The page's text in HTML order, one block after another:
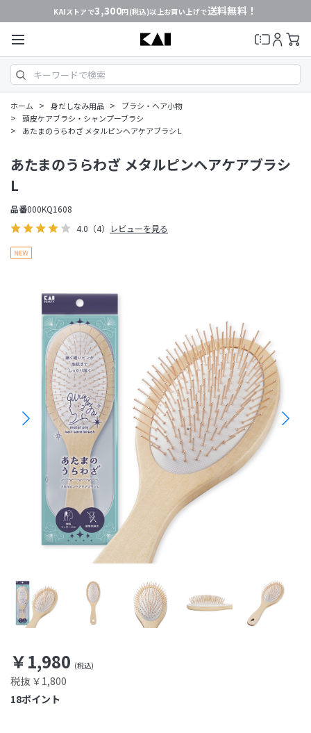
KAIストアで3,300円(税込)以上お買い上げで送料無料！
ホーム > 身だしなみ用品 > ブラシ・ヘア小物
> 頭皮ケアブラシ・シャンプーブラシ
> あたまのうらわざ メタルピンヘアケアブラシ L
4.0 （4） レビューを見る
あたまのうらわざ メタルピンヘアケアブラシ
L
￥1,980
税抜 ￥1,800
品番000KQ1608
ポイント
18